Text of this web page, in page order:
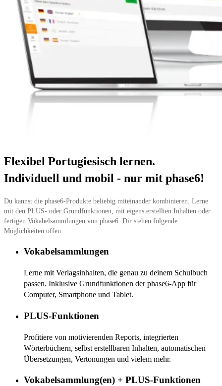
Flexibel Portugiesisch lernen.
Individuell und mobil - nur mit phase6!
Du kannst die phase6-Produkte beliebig miteinander kombinieren. Lerne
mit den PLUS- oder Grundfunktionen, mit eigens erstellten Inhalten oder
fertigen Vokabelsammlungen von phase6. Dir stehen folgende
Möglichkeiten offen:
Vokabelsammlungen
Lerne mit Verlagsinhalten, die genau zu deinem Schulbuch
passen. Inklusive Grundfunktionen der phase6-App für
Computer, Smartphone und Tablet.
PLUS-Funktionen
Profitiere von motivierenden Reports, integrierten
Wörterbüchern, selbst erstellbaren Inhalten, automatischen
Übersetzungen, Vertonungen und vielem mehr.
Vokabelsammlung(en) + PLUS-Funktionen